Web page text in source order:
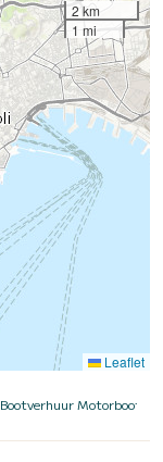
2 km
1 mi
Leaflet
Bootverhuur Motorboot